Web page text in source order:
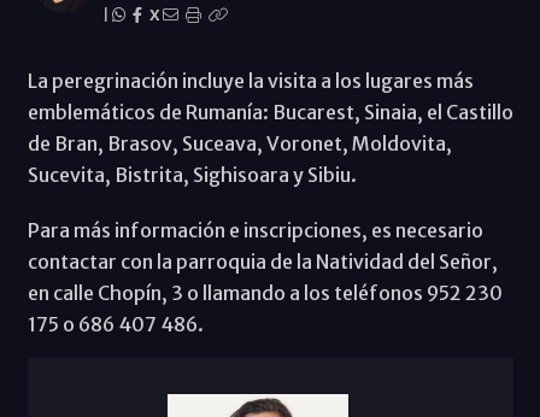
X
La peregrinación incluye la visita a los lugares más
emblemáticos de Rumanía: Bucarest, Sinaia, el Castillo
de Bran, Brasov, Suceava, Voronet, Moldovita,
Sucevita, Bistrita, Sighisoara y Sibiu.
Para más información e inscripciones, es necesario
contactar con la parroquia de la Natividad del Señor,
en calle Chopín, 3 o llamando a los teléfonos 952 230
175 o 686 407 486.